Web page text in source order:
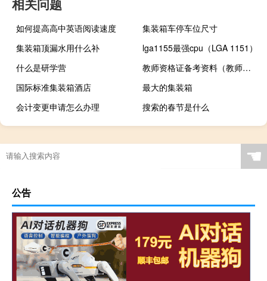
相关问题
如何提高高中英语阅读速度
集装箱车停车位尺寸
集装箱顶漏水用什么补
lga1155最强cpu（LGA 1151）
什么是研学营
教师资格证备考资料（教师资格证复习资料）
国际标准集装箱酒店
最大的集装箱
会计变更申请怎么办理
搜索的春节是什么
☚
公告